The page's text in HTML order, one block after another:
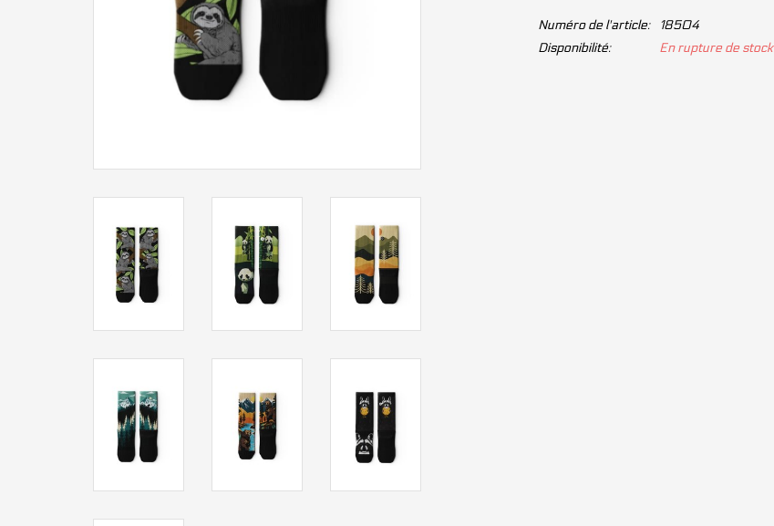
Numéro de l'article:
18504
Disponibilité:
En rupture de stock